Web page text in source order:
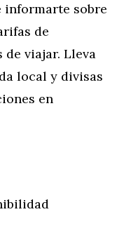
informarte sobre
de
viajar. Lleva
local y divisas
en